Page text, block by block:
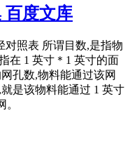
百度文库
对照表 所谓目数,是指物
在 1 英寸＊1 英寸的面
孔数,物料能通过该网
是该物料能通过 1 英寸